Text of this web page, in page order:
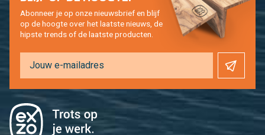
Abon­neer je op onze nieuws­brief en blijf
op de hoog­te over het laat­ste nieuws, de
hip­s­te trends of de laat­ste pro­duc­ten.